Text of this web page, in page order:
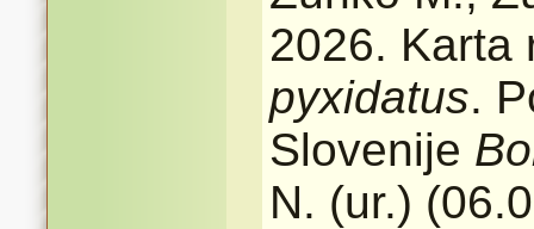
2026.
pyxidatus.
Slovenije
N. (ur.)